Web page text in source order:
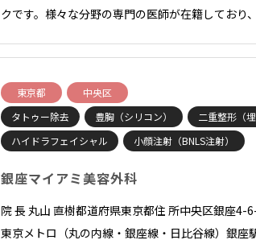
クです。様々な分野の専門の医師が在籍しており
東京都
中央区
タトゥー除去
豊胸（シリコン）
二重整形（埋
ハイドラフェイシャル
小顔注射（BNLS注射）
銀座マイアミ美容外科
院 長 丸山 直樹都道府県東京都住 所中央区銀座4-
東京メトロ（丸の内線・銀座線・日比谷線）銀座